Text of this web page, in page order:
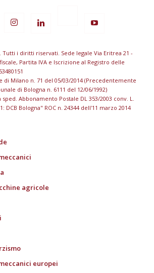
i diritti riservati. Sede legale Via Eritrea 21 -
Partita IVA e Iscrizione al Registro delle
di Milano n. 71 del 05/03/2014 (Precedentemente
di Bologna n. 6111 del 12/06/1992)
Abbonamento Postale DL 353/2003 conv. L.
DCB Bologna" ROC n. 24344 dell'11 marzo 2014
agricole
europei